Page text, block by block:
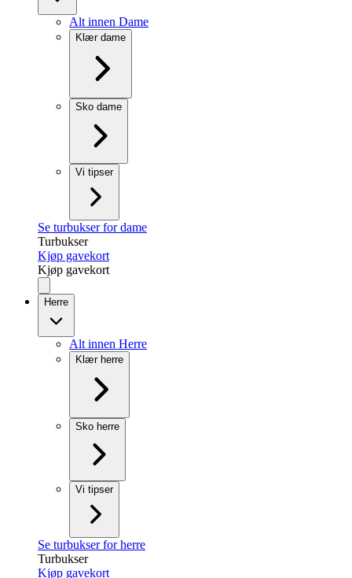
Alt innen Dame
Klær dame
Sko dame
Vi tipser
Se turbukser for dame
Turbukser
Kjøp gavekort
Kjøp gavekort
Herre
Alt innen Herre
Klær herre
Sko herre
Vi tipser
Se turbukser for herre
Turbukser
Kjøp gavekort